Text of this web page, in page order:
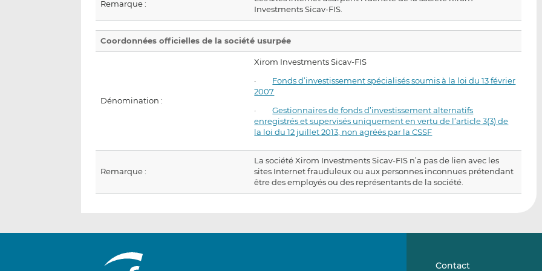
Remarque :
Investments Sicav-FIS.
Coordonnées officielles de la société usurpée
Dénomination :
Xirom Investments Sicav-FIS
· Fonds d’investissement spécialisés soumis à la loi du 13 février
2007
·Gestionnaires de fonds d’investissement alternatifs
enregistrés et supervisés uniquement en vertu de l’article 3(3) de
la loi du 12 juillet 2013, non agréés par la CSSF
Remarque :
La société Xirom Investments Sicav-FIS n’a pas de lien avec les
sites Internet frauduleux ou aux personnes inconnues prétendant
être des employés ou des représentants de la société.
Contact